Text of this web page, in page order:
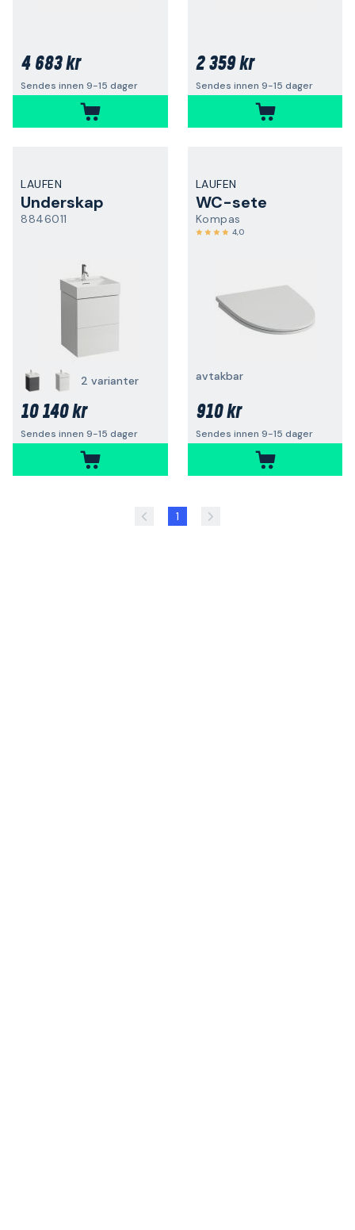
4 683 kr
Sendes innen 9-15 dager
2 359 kr
Sendes innen 9-15 dager
LAUFEN
Underskap
8846011
2 varianter
10 140 kr
Sendes innen 9-15 dager
LAUFEN
WC-sete
Kompas
4,0
avtakbar
910 kr
Sendes innen 9-15 dager
1